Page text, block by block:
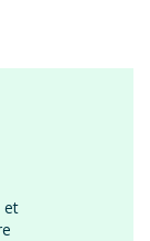
et